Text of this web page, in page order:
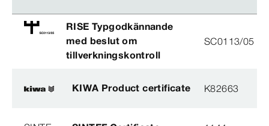
RISE Typgodkännande
med beslut om
tillverkningskontroll
SC0113/05
KIWA Product certificate K82663